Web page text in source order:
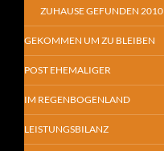
ZUHAUSE GEFUNDEN 2010
GEKOMMEN UM ZU BLEIBEN
POST EHEMALIGER
IM REGENBOGENLAND
LEISTUNGSBILANZ